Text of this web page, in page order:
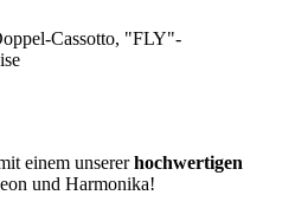
Cassotto, "FLY"-
einem unsererhochwertigen
und Harmonika!